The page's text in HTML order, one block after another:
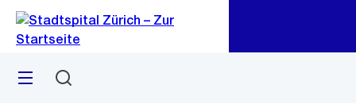
Navigation
Sprunglink
Menü